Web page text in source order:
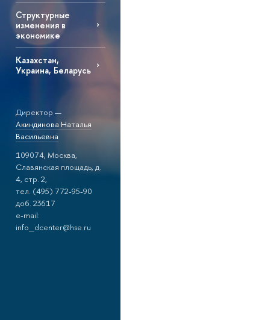
Структурные
изменения в
экономике
Казахстан,
Украина, Беларусь
Директор —
Акиндинова Наталья
Васильевна
109074, Москва,
Славянская площадь, д.
4, стр. 2,
тел. (495) 772-95-90
доб. 23617
e-mail:
info_dcenter@hse.ru